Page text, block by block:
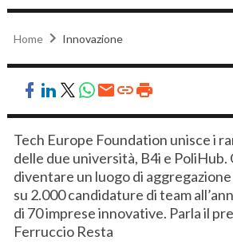
Home Innovazione
Tech Europe Foundation unisce i
delle due università, B4i e
diventare un luogo di
su 2.000 candidature di team
di 70 imprese innovative. Parla il
Ferruccio Resta